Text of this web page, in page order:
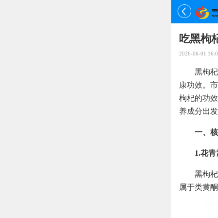
吃黑枸
2026-06-01
黑枸
康功效。
枸杞的功
养成分出
一、
1.花
黑枸
属于类黄